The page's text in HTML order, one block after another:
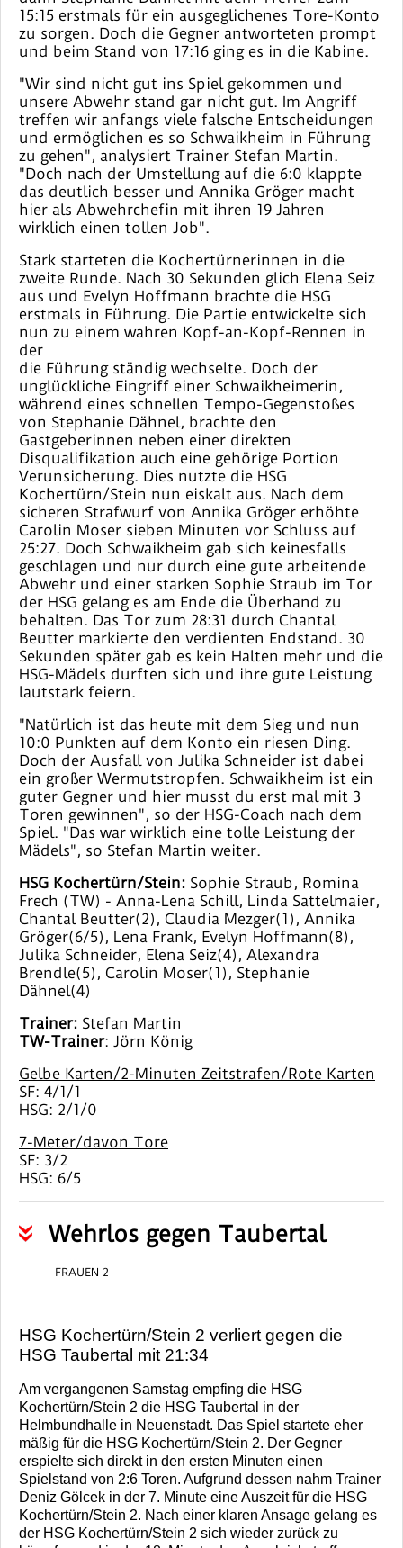
15:15 erstmals für ein ausgeglichenes Tore-Konto
zu sorgen. Doch die Gegner antworteten prompt
und beim Stand von 17:16 ging es in die Kabine.
"Wir sind nicht gut ins Spiel gekommen und
unsere Abwehr stand gar nicht gut. Im Angriff
treffen wir anfangs viele falsche Entscheidungen
und ermöglichen es so Schwaikheim in Führung
zu gehen", analysiert Trainer Stefan Martin.
"Doch nach der Umstellung auf die 6:0 klappte
das deutlich besser und Annika Gröger macht
hier als Abwehrchefin mit ihren 19 Jahren
wirklich einen tollen Job".
Stark starteten die Kochertürnerinnen in die
zweite Runde. Nach 30 Sekunden glich Elena Seiz
aus und Evelyn Hoffmann brachte die HSG
erstmals in Führung. Die Partie entwickelte sich
nun zu einem wahren Kopf-an-Kopf-Rennen in
der
die Führung ständig wechselte. Doch der
unglückliche Eingriff einer Schwaikheimerin,
während eines schnellen Tempo-Gegenstoßes
von Stephanie Dähnel, brachte den
Gastgeberinnen neben einer direkten
Disqualifikation auch eine gehörige Portion
Verunsicherung. Dies nutzte die HSG
Kochertürn/Stein nun eiskalt aus. Nach dem
sicheren Strafwurf von Annika Gröger erhöhte
Carolin Moser sieben Minuten vor Schluss auf
25:27. Doch Schwaikheim gab sich keinesfalls
geschlagen und nur durch eine gute arbeitende
Abwehr und einer starken Sophie Straub im Tor
der HSG gelang es am Ende die Überhand zu
behalten. Das Tor zum 28:31 durch Chantal
Beutter markierte den verdienten Endstand. 30
Sekunden später gab es kein Halten mehr und die
HSG-Mädels durften sich und ihre gute Leistung
lautstark feiern.
"Natürlich ist das heute mit dem Sieg und nun
10:0 Punkten auf dem Konto ein riesen Ding.
Doch der Ausfall von Julika Schneider ist dabei
ein großer Wermutstropfen. Schwaikheim ist ein
guter Gegner und hier musst du erst mal mit 3
Toren gewinnen", so der HSG-Coach nach dem
Spiel. "Das war wirklich eine tolle Leistung der
Mädels", so Stefan Martin weiter.
HSG Kochertürn/Stein: Sophie Straub, Romina
Frech (TW) - Anna-Lena Schill, Linda Sattelmaier,
Chantal Beutter(2), Claudia Mezger(1), Annika
Gröger(6/5), Lena Frank, Evelyn Hoffmann(8),
Julika Schneider, Elena Seiz(4), Alexandra
Brendle(5), Carolin Moser(1), Stephanie
Dähnel(4)
Trainer: Stefan Martin
TW-Trainer: Jörn König
Gelbe Karten/2-Minuten Zeitstrafen/Rote Karten
SF: 4/1/1
HSG: 2/1/0
7-Meter/davon Tore
SF: 3/2
HSG: 6/5
Wehrlos gegen Taubertal
FRAUEN 2
HSG Kochertürn/Stein 2 verliert gegen die
HSG Taubertal mit 21:34
Am vergangenen Samstag empfing die HSG
Kochertürn/Stein 2 die HSG Taubertal in der
Helmbundhalle in Neuenstadt. Das Spiel startete eher
mäßig für die HSG Kochertürn/Stein 2. Der Gegner
erspielte sich direkt in den ersten Minuten einen
Spielstand von 2:6 Toren. Aufgrund dessen nahm Trainer
Deniz Gölcek in der 7. Minute eine Auszeit für die HSG
Kochertürn/Stein 2. Nach einer klaren Ansage gelang es
der HSG Kochertürn/Stein 2 sich wieder zurück zu